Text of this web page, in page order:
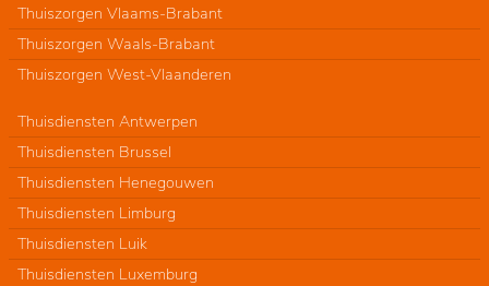
Thuiszorgen Vlaams-Brabant
Thuiszorgen Waals-Brabant
Thuiszorgen West-Vlaanderen
Thuisdiensten Antwerpen
Thuisdiensten Brussel
Thuisdiensten Henegouwen
Thuisdiensten Limburg
Thuisdiensten Luik
Thuisdiensten Luxemburg